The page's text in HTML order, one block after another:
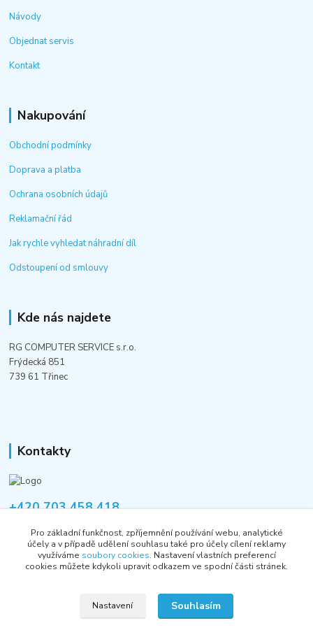
Návody
Objednat servis
Kontakt
Nakupování
Obchodní podmínky
Doprava a platba
Ochrana osobních údajů
Reklamační řád
Jak rychle vyhledat náhradní díl
Odstoupení od smlouvy
Kde nás najdete
RG COMPUTER SERVICE s.r.o.
Frýdecká 851
739 61 Třinec
Kontakty
+420 703 458 418
informace@rgshop.cz
Pro základní funkčnost, zpříjemnění používání webu, analytické
účely a v případě udělení souhlasu také pro účely cílení reklamy
využíváme soubory cookies. Nastavení vlastních preferencí
cookies můžete kdykoli upravit odkazem ve spodní části stránek.
Nastavení Souhlasím